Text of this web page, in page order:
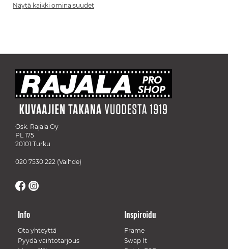
Näytä kaikki ominaisuudet
Osk. Rajala Oy
PL 175
20101 Turku
020 7530 222 (Vaihde)
Info
Ota yhteyttä
Pyydä vaihtotarjous
Inspiroidu
Frame
Swap It